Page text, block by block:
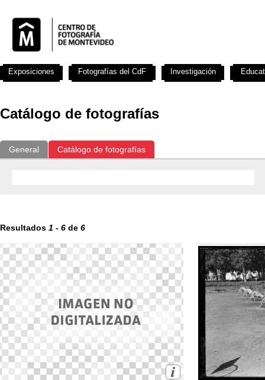
Catálogo de fotografías
General Catálogo de fotografías
Resultados 1 - 6 de 6
Exposiciones Fotografías del CdF Investigación